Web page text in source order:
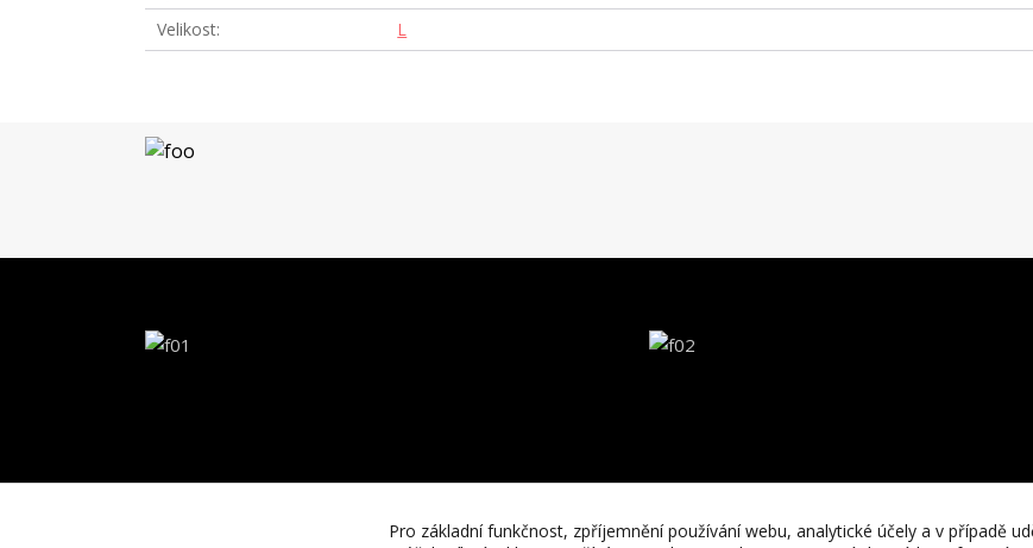
Velikost
L
Pro základní funkčnost, zpříjemnění používání webu, analytické účely a v případě